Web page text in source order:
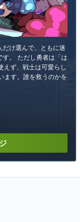
だけ選んで、ともに迷
。 ただし勇者は「は
えず、戦士は可愛らし
ます。誰を救うのかを